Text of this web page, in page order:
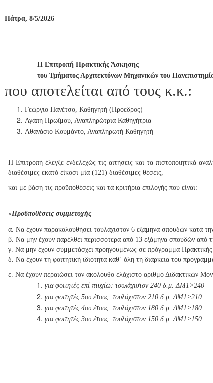
Πάτρα, 8/5/2026
H Επιτροπή Πρακτικής Άσκησης
του Τμήματος Αρχιτεκτόνων Μηχανικών του
που αποτελείται από τους κ.κ.:
Γεώργιο Πανέτσο, Καθηγητή (Πρόεδρος)
Αγάπη Πρωϊμου, Αναπληρώτρια Καθηγήτρια
Αθανάσιο Κουμάντο, Αναπληρωτή Καθηγητή
Η Επιτροπή έλεγξε ενδελεχώς τις αιτήσεις και τα πιστοποιητικά
διαθέσιμες εκατό είκοσι μία (121) διαθέσιμες θέσεις,
και με βάση τις προϋποθέσεις και τα κριτήρια επιλογής που είναι:
«Προϋποθέσεις συμμετοχής
α. Να έχουν παρακολουθήσει τουλάχιστον 6 εξάμηνα σπουδών κατά
β. Να μην έχουν παρέλθει περισσότερα από 13 εξάμηνα σπουδών από
γ. Να μην έχουν συμμετάσχει προηγουμένως σε πρόγραμμα
δ. Να έχουν τη φοιτητική ιδιότητα καθ΄ όλη τη διάρκεια του
ε. Να έχουν περαιώσει τον ακόλουθο ελάχιστο αριθμό Διδακτικών
για φοιτητές επί πτυχίω: τουλάχιστον 240 δ.μ. ΔΜ1>240
για φοιτητές 5ου έτους: τουλάχιστον 210 δ.μ. ΔΜ1>210
για φοιτητές 4ου έτους: τουλάχιστον 180 δ.μ. ΔΜ1>180
για φοιτητές 3ου έτους: τουλάχιστον 150 δ.μ. ΔM1>150